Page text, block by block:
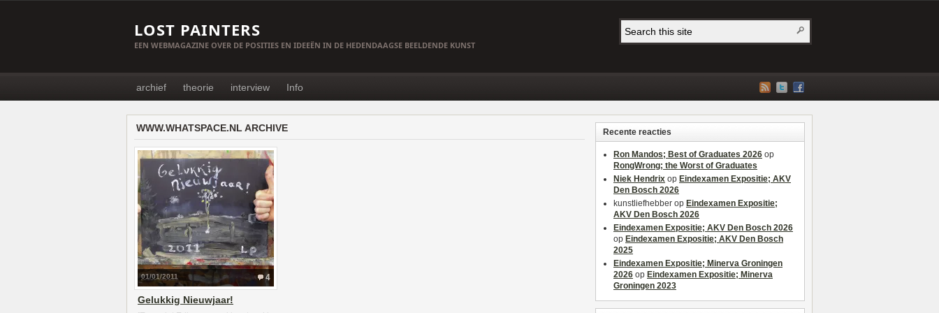
LOST PAINTERS
EEN WEBMAGAZINE OVER DE POSITIES EN IDEEËN IN DE HEDENDAAGSE BEELDENDE KUNST
archief theorie interview Info
WWW.WHATSPACE.NL ARCHIVE
4
01/01/2011
Gelukkig Nieuwjaar!
Recente reacties
Ron Mandos; Best of Graduates 2026 op
RongWrong; the Worst of Graduates
Niek Hendrix op Eindexamen Expositie; AKV
Den Bosch 2026
kunstliefhebber op Eindexamen Expositie;
AKV Den Bosch 2026
Eindexamen Expositie; AKV Den Bosch 2026
op Eindexamen Expositie; AKV Den Bosch
2025
Eindexamen Expositie; Minerva Groningen
2026 op Eindexamen Expositie; Minerva
Groningen 2023